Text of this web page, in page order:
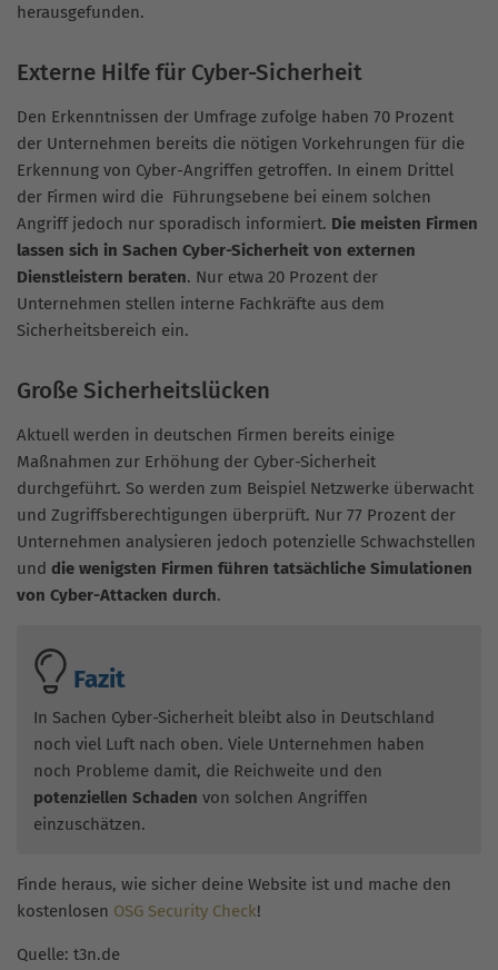
herausgefunden.
Externe Hilfe für Cyber-Sicherheit
Den Erkenntnissen der Umfrage zufolge haben 70 Prozent
der Unternehmen bereits die nötigen Vorkehrungen für die
Erkennung von Cyber-Angriffen getroffen. In einem Drittel
der Firmen wird die Führungsebene bei einem solchen
Angriff jedoch nur sporadisch informiert. Die meisten Firmen
lassen sich in Sachen Cyber-Sicherheit von externen
Dienstleistern beraten. Nur etwa 20 Prozent der
Unternehmen stellen interne Fachkräfte aus dem
Sicherheitsbereich ein.
Große Sicherheitslücken
Aktuell werden in deutschen Firmen bereits einige
Maßnahmen zur Erhöhung der Cyber-Sicherheit
durchgeführt. So werden zum Beispiel Netzwerke überwacht
und Zugriffsberechtigungen überprüft. Nur 77 Prozent der
Unternehmen analysieren jedoch potenzielle Schwachstellen
und die wenigsten Firmen führen tatsächliche Simulationen
von Cyber-Attacken durch.
Fazit
In Sachen Cyber-Sicherheit bleibt also in Deutschland
noch viel Luft nach oben. Viele Unternehmen haben
noch Probleme damit, die Reichweite und den
potenziellen Schaden von solchen Angriffen
einzuschätzen.
Finde heraus, wie sicher deine Website ist und mache den
kostenlosen OSG Security Check!
Quelle: t3n.de